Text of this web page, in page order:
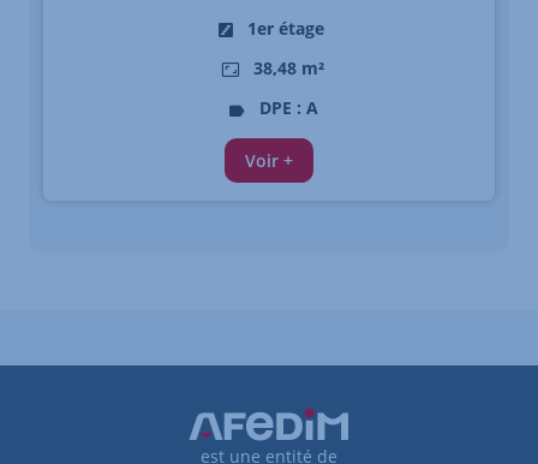
1er étage
38,48 m²
DPE : A
Voir +
est une entité de